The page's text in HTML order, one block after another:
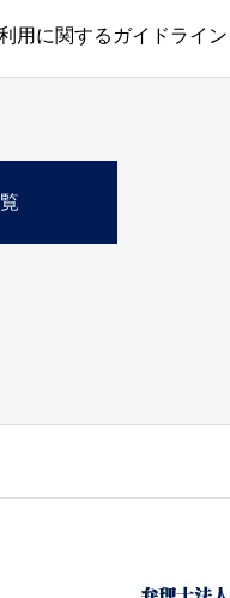
用に関するガイドライ